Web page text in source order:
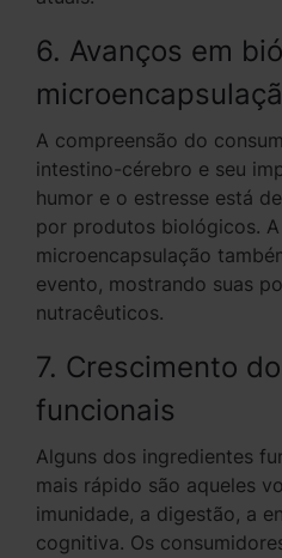
6. Avanços em
A compreensão do
intestino-cérebro e seu
humor e o estresse está
por produtos biológicos.
microencapsulação
evento, mostrando suas
nutracêuticos.
7. Crescimento
funcionais
Alguns dos ingredientes
mais rápido são aqueles
imunidade, a digestão, a
cognitiva. Os